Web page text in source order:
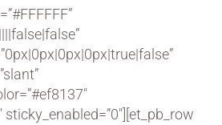
sticky_enabled=”0″][et_pb_row